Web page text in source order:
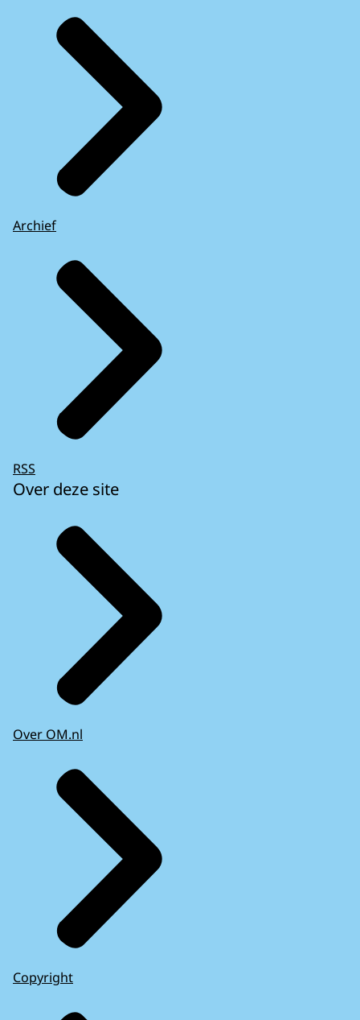
Archief
RSS
Over deze site
Over OM.nl
Copyright